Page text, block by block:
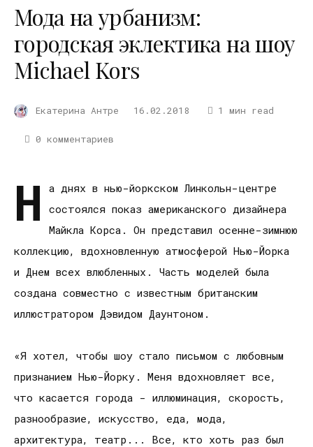
Мода на урбанизм:
городская эклектика на шоу
Michael Kors
Екатерина Антре 16.02.2018 1 мин read
0 комментариев
Н
а днях в нью-йоркском Линкольн-центре
состоялся показ американского дизайнера
Майкла Корса. Он представил осенне-зимнюю
коллекцию, вдохновленную атмосферой Нью-Йорка
и Днем всех влюбленных. Часть моделей была
создана совместно с известным британским
иллюстратором Дэвидом Даунтоном.
«Я хотел, чтобы шоу стало письмом с любовным
признанием Нью-Йорку. Меня вдохновляет все,
что касается города - иллюминация, скорость,
разнообразие, искусство, еда, мода,
архитектура, театр... Все, кто хоть раз был